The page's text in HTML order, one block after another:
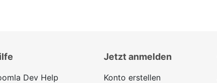
Dev Help
Jetzt anmelden
Konto erstellen